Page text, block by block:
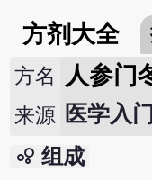
方剂大全
方名 人参门
来源 医学入
bubble_chart 组成